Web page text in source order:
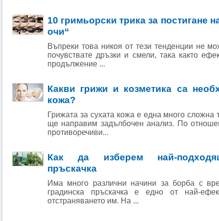
10 гримьорски трика за постигане
очи“
Въпреки това никоя от тези тенденции не
почувствате дръзки и смели, така както
продължение ...
Какви грижи и козметика са
кожа?
Грижата за сухата кожа е една много сложна
ще направим задълбочен анализ. По
противоречиви...
Как да изберем най-
пръскачка
Има много различни начини за борба с
градинска пръскачка е едно от най-
отстраняването им. На ...